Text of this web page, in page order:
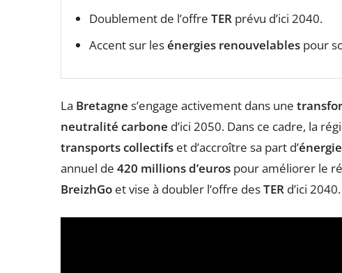
Doublement de l’offre TER prévu d’ici 2040.
Accent sur lesénergies renouvelables pour
La Bretagne s’engage activement dans une
neutralité carbone d’ici 2050. Dans ce cadre, la
transports collectifs et d’accroître sa part d’
annuel de 420 millions d’euros pour améliorer le
BreizhGo et vise à doubler l’offre desTER d’ici 2040.